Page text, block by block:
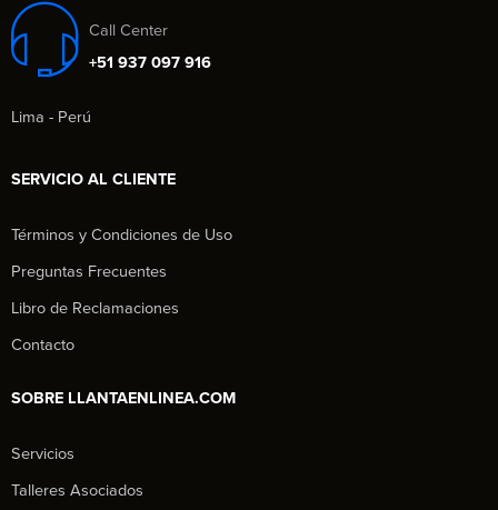
Call Center
+51 937 097 916
Lima - Perú
SERVICIO AL CLIENTE
Términos y Condiciones de Uso
Preguntas Frecuentes
Libro de Reclamaciones
Contacto
SOBRE LLANTAENLINEA.COM
Servicios
Talleres Asociados